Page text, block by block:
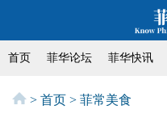
首页 菲华论坛 菲华快讯
> 首页 > 菲常美食